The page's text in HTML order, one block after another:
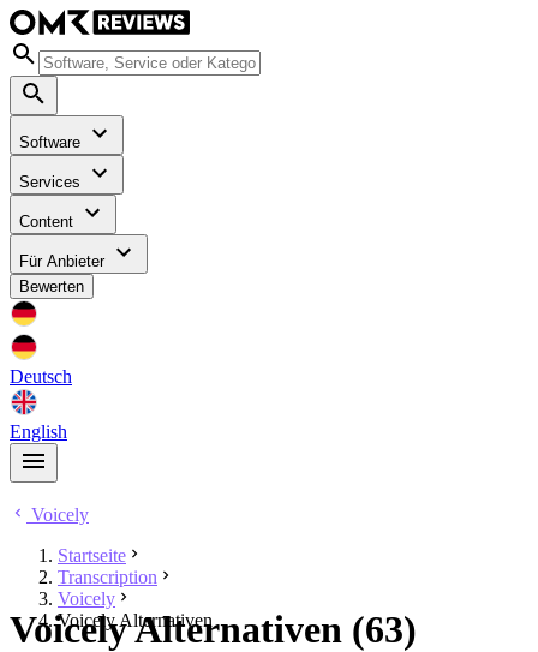
Software
Services
Content
Für Anbieter
Bewerten
Deutsch
English
Voicely
Startseite
Transcription
Voicely
Voicely Alternativen
Voicely Alternativen (63)